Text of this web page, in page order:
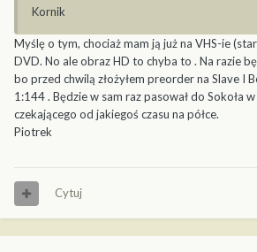
Kornik
Myślę o tym, chociaż mam ją już na VHS-ie
DVD. No ale obraz HD to chyba to . Na razie
bo przed chwilą złożyłem preorder na Slave I
1:144 . Będzie w sam raz pasował do Sokoła
czekającego od jakiegoś czasu na półce.
Piotrek
Cytuj